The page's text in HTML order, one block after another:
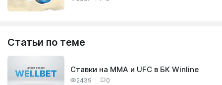
Статьи по теме
2439 0
Ставки на ММА и UFC в БК Winline